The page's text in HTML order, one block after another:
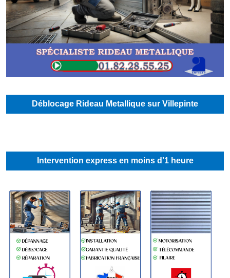
Déblocage Rideau Metallique sur Villepinte
Intervention express en moins d'1 heure